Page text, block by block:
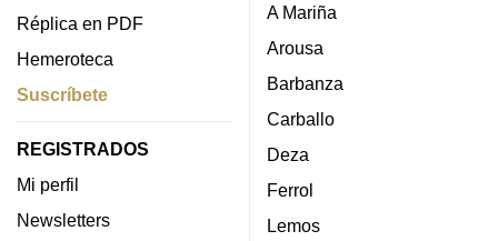
Réplica en PDF
Hemeroteca
Suscríbete
REGISTRADOS
Mi perfil
Newsletters
A Mariña
Arousa
Barbanza
Carballo
Deza
Ferrol
Lemos